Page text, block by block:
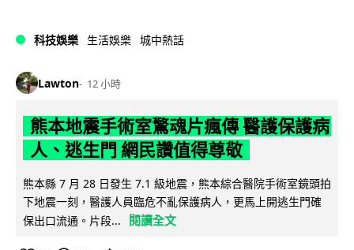
科技娛樂 生活娛樂 城中熱話
Lawton 12 小時
熊本地震手術室驚魂片瘋傳 醫護保護病
人、逃生門 網民讚值得尊敬
熊本縣 7 月 28 日發生 7.1 級地震，熊本綜合醫院手術室鏡頭拍
下地震一刻，醫護人員臨危不亂保護病人，更馬上開逃生門確
保出口流通。片段...
閱讀全文